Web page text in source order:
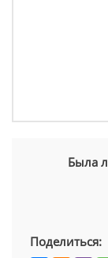
Была
Поделиться: